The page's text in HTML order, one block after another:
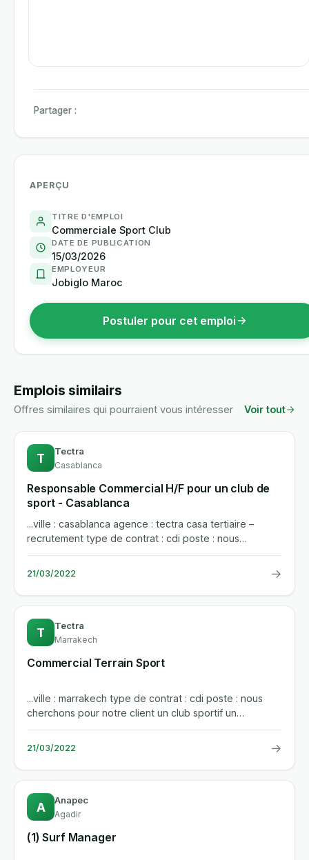
Partager :
APERÇU
TITRE D'EMPLOI
Commerciale Sport Club
DATE DE PUBLICATION
15/03/2026
EMPLOYEUR
Jobiglo Maroc
Postuler pour cet emploi
Emplois similairs
Offres similaires qui pourraient vous intéresser Voir tout
T Tectra
Casablanca
Responsable Commercial H/F pour un club de
sport - Casablanca
...ville : casablanca agence : tectra casa tertiaire –
recrutement type de contrat : cdi poste : nous
recrutons un...
21/03/2022 →
T Tectra
Marrakech
Commercial Terrain Sport
...ville : marrakech type de contrat : cdi poste : nous
cherchons pour notre client un club sportif un
commercial terrain...
21/03/2022 →
A Anapec
Agadir
(1) Surf Manager